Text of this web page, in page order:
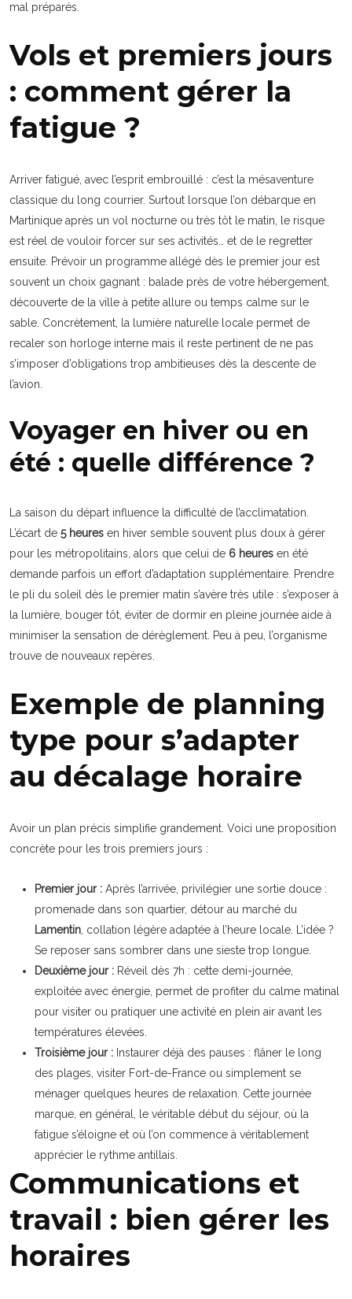
mal préparés.
Vols et premiers jours
: comment gérer la
fatigue ?
Arriver fatigué, avec l’esprit embrouillé : c’est la mésaventure
classique du long courrier. Surtout lorsque l’on débarque en
Martinique après un vol nocturne ou très tôt le matin, le risque
est réel de vouloir forcer sur ses activités… et de le regretter
ensuite. Prévoir un programme allégé dès le premier jour est
souvent un choix gagnant : balade près de votre hébergement,
découverte de la ville à petite allure ou temps calme sur le
sable. Concrètement, la lumière naturelle locale permet de
recaler son horloge interne mais il reste pertinent de ne pas
s’imposer d’obligations trop ambitieuses dès la descente de
l’avion.
Voyager en hiver ou en
été : quelle différence ?
La saison du départ influence la difficulté de l’acclimatation.
L’écart de 5 heures en hiver semble souvent plus doux à gérer
pour les métropolitains, alors que celui de 6 heures en été
demande parfois un effort d’adaptation supplémentaire. Prendre
le pli du soleil dès le premier matin s’avère très utile : s’exposer à
la lumière, bouger tôt, éviter de dormir en pleine journée aide à
minimiser la sensation de dérèglement. Peu à peu, l’organisme
trouve de nouveaux repères.
Exemple de planning
type pour s’adapter
au décalage horaire
Avoir un plan précis simplifie grandement. Voici une proposition
concrète pour les trois premiers jours :
Premier jour : Après l’arrivée, privilégier une sortie douce :
promenade dans son quartier, détour au marché du
Lamentin , collation légère adaptée à l’heure locale. L’idée ?
Se reposer sans sombrer dans une sieste trop longue.
Deuxième jour : Réveil dès 7h : cette demi-journée,
exploitée avec énergie, permet de profiter du calme matinal
pour visiter ou pratiquer une activité en plein air avant les
températures élevées.
Troisième jour : Instaurer déjà des pauses : flâner le long
des plages, visiter Fort-de-France ou simplement se
ménager quelques heures de relaxation. Cette journée
marque, en général, le véritable début du séjour, où la
fatigue s’éloigne et où l’on commence à véritablement
apprécier le rythme antillais.
Communications et
travail : bien gérer les
horaires